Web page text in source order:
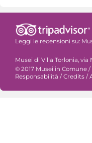
Leggi le recensioni su:
Musei di Villa Torlonia, via
© 2017 Musei in Comune /
Responsabilità / Credits /